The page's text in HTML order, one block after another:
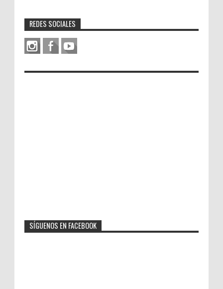
REDES SOCIALES
SÍGUENOS EN FACEBOOK